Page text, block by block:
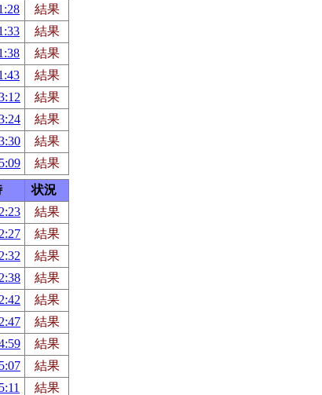
結果
結果
結果
結果
結果
結果
結果
結果
状況
結果
結果
結果
結果
結果
結果
結果
結果
結果